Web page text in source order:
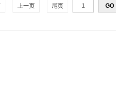
上一页 尾页